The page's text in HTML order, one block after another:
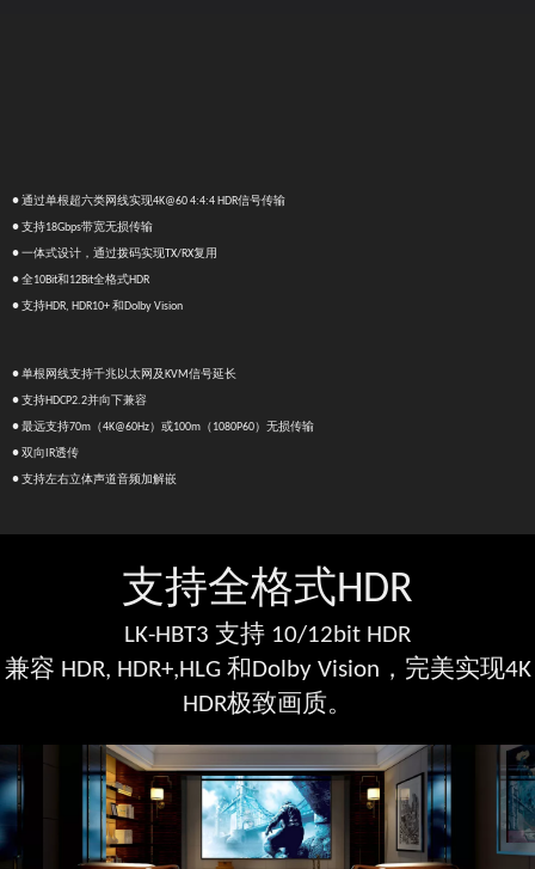
● 通过单根超六类网线实现4K@60 4:4:4 HDR信号传输
● 支持18Gbps带宽无损传输
● 一体式设计，通过拨码实现TX/RX复用
● 全10Bit和12Bit全格式HDR
● 支持HDR, HDR10+ 和Dolby Vision
● 单根网线支持千兆以太网及KVM信号延长
● 支持HDCP2.2并向下兼容
● 最远支持70m（4K@60Hz）或100m（1080P60）无损传输
● 双向IR透传
● 支持左右立体声道音频加解嵌
支持全格式HDR
LK-HBT3 支持 10/12bit HDR
兼容 HDR, HDR+,HLG 和Dolby Vision，完美实现4K
HDR极致画质。